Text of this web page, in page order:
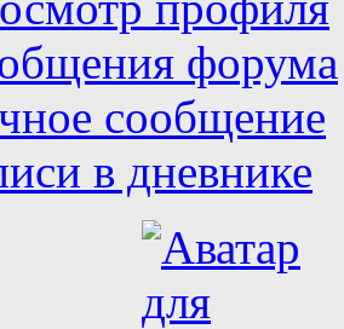
форума
сообщение
в дневнике